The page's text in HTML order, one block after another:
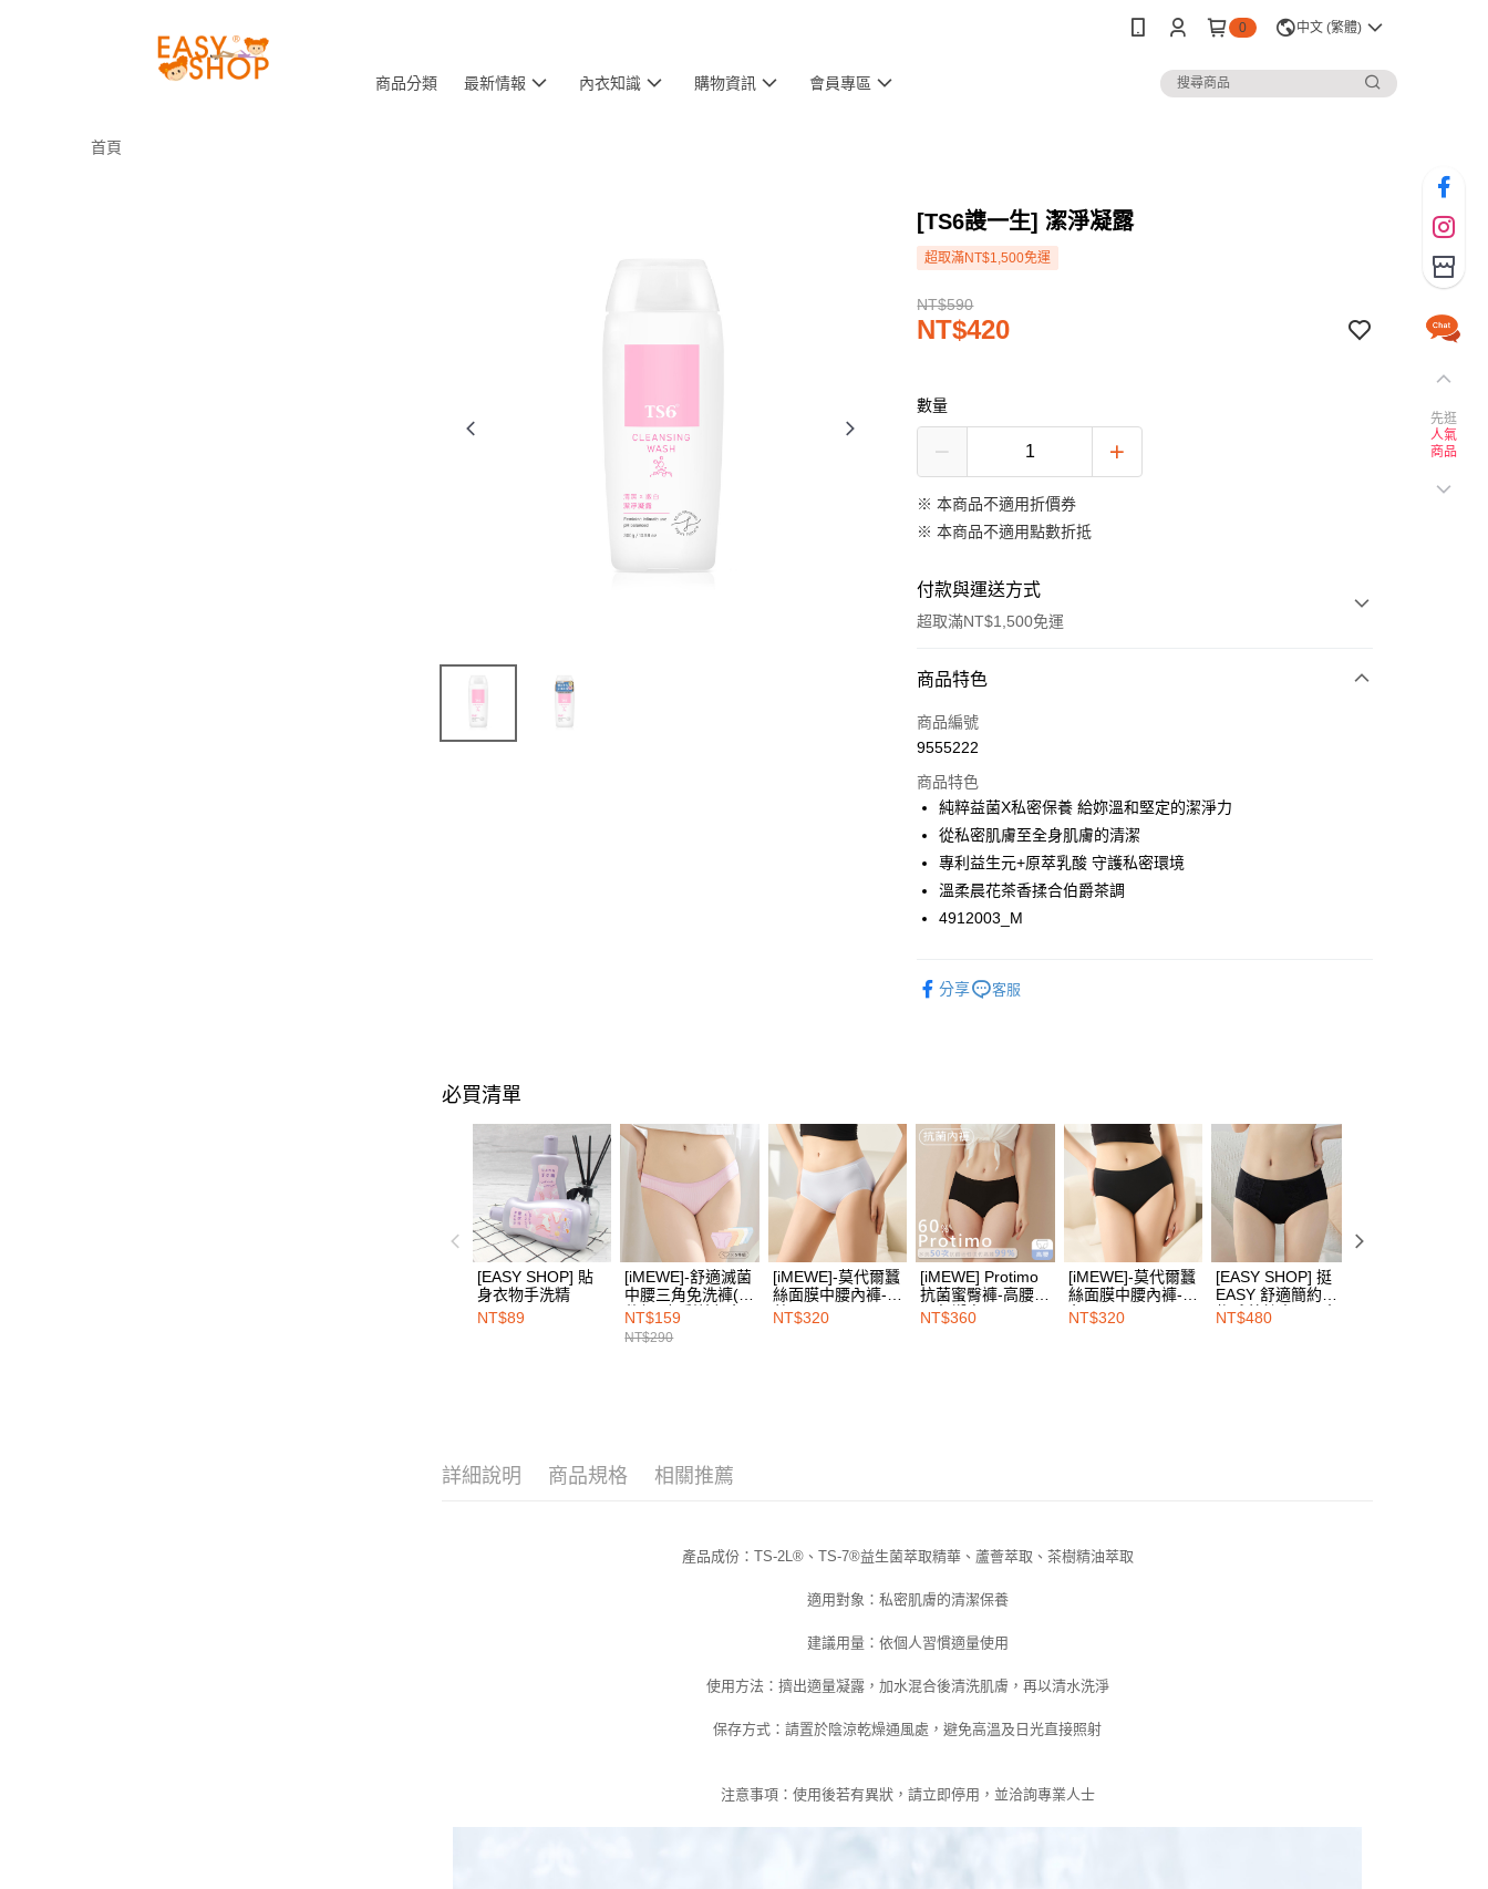
0 中文 (繁體)
商品分類 最新情報 內衣知識 購物資訊 會員專區
首頁
[TS6謢一生] 潔淨凝露
超取滿NT$1,500免運
NT$590
NT$420
數量
※ 本商品不適用折價券
※ 本商品不適用點數折抵
付款與運送方式
超取滿NT$1,500免運
付款方式
信用卡一次付款
LINE Pay
Apple Pay
悠遊付
Google Pay
便利好安心！
１．簡單：不需註冊會員、不需綁卡、不需儲值。
２．便利：只要手機號碼，簡訊認證，即可結帳。
３．安心：先確認商品／服務後，再付款。
【「AFTEE先享後付」結帳流程】
１．於結帳方式選擇「AFTEE先享後付」後，將跳轉至「AFTEE先享後
付」結帳頁面，進行簡訊認證並確認金額後，即可完成結帳。
２．訂單成立數日內，您將收到繳費通知簡訊。
３．收到繳費通知簡訊後14天內，點擊此簡訊中的連結，可透過四大超商
求債權轉讓予恩沛科技股份有限公司。
https://aftee.tw/terms/#terms3
「AFTEE先享後付」，若未經同意申辦者引起之損失，本公司不負相關責
任。
即時審查核予不同之上限額度；若仍有額度不足之情形，本公司將視審查
５．嚴禁一人註冊多個帳號或使用他人資訊註冊。若發現惡意使用之情
運送方式
全家取付
每筆NT$100，滿NT$1,500(含以上)免運費
付款後全家取貨
每筆NT$100，滿NT$1,500(含以上)免運費
免運費
商品特色
商品編號
9555222
商品特色
純粹益菌X私密保養 給妳溫和堅定的潔淨力
從私密肌膚至全身肌膚的清潔
專利益生元+原萃乳酸 守護私密環境
溫柔晨花茶香揉合伯爵茶調
4912003_M
分享 客服
必買清單
[EASY SHOP] 貼
身衣物手洗精
NT$89
[iMEWE]-舒適滅菌
中腰三角免洗褲(五
件組)-粉彩繽紛色
NT$159
NT$290
[iMEWE]-莫代爾蠶
絲面膜中腰內褲-淺
藍
NT$320
[iMEWE] Protimo
抗菌蜜臀褲-高腰-
墨魚饗宴
NT$360
[iMEWE]-莫代爾蠶
絲面膜中腰內褲-黑
色
NT$320
[EASY SHOP] 挺
EASY 舒適簡約植
物系蕾絲中腰三角
內褲-霜葉黑
NT$480
詳細說明 商品規格 相關推薦
產品成份： TS-2L®、 TS-7®益生菌萃取精華、蘆薈萃取、茶樹精油萃取
適用對象：私密肌膚的清潔保養
建議用量：依個人習慣適量使用
使用方法：擠出適量凝露，加水混合後清洗肌膚，再以清水洗淨
保存方式：請置於陰涼乾燥通風處，避免高溫及日光直接照射
注意事項：使用後若有異狀，請立即停用，並洽詢專業人士
先逛
人氣
商品